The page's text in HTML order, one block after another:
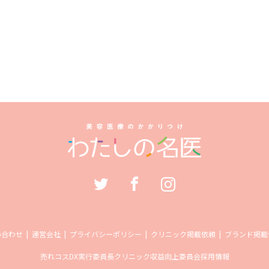
わせ 運営会社 プライバシーポリシー クリニック掲載依頼 ブランド掲
売れコスDX実行委員長クリニック収益向上委員会採用情報